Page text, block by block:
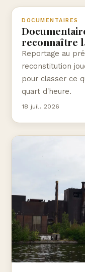
DOCUMENTAIRES
reconnaître
Reportage au
reconstitution
pour classer ce
quart d'heure.
18 juil. 2026